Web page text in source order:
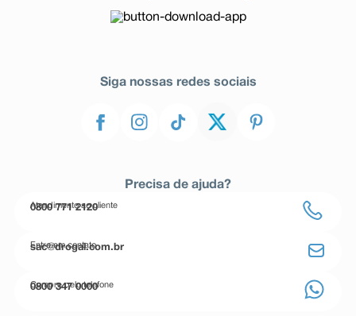
Siga nossas redes sociais
Precisa de ajuda?
Atendimento ao cliente
0800 771 2120
Entre em contato
sac@drogal.com.br
Compre pelo telefone
0800 347 0000